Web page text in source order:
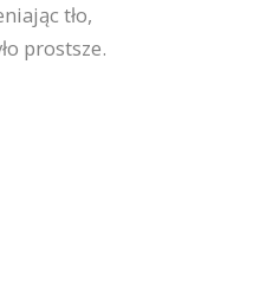
tło,
prostsze.